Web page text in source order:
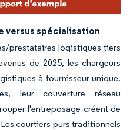
versus spécialisation
prestataires logistiques tiers
de 2025, les chargeurs
à fournisseur unique.
leur couverture réseau
l'entreposage créent de
courtiers purs traditionnels